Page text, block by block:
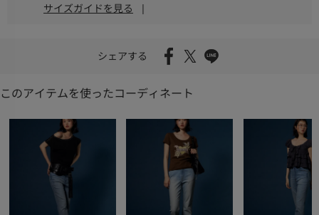
サイズガイドを見る |
シェアする
このアイテムを使ったコーディネート